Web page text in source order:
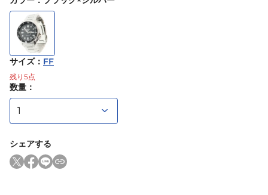
サイズ： FF
残り 5点
数量：
シェアする